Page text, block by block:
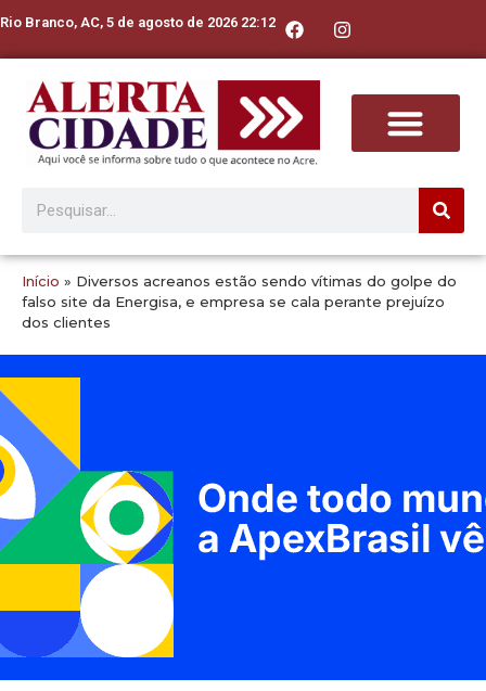
Rio Branco, AC, 5 de agosto de 2026 22:12
Início » Diversos acreanos estão sendo vítimas do golpe do
falso site da Energisa, e empresa se cala perante prejuízo
dos clientes